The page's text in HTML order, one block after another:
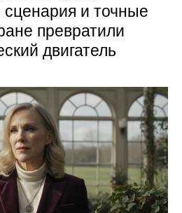
и точные
превратили
двигатель